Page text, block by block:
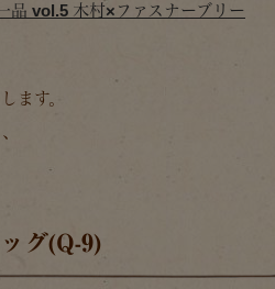
品 vol.5 木村×ファスナーブリー
ます。
グ(Q-9)